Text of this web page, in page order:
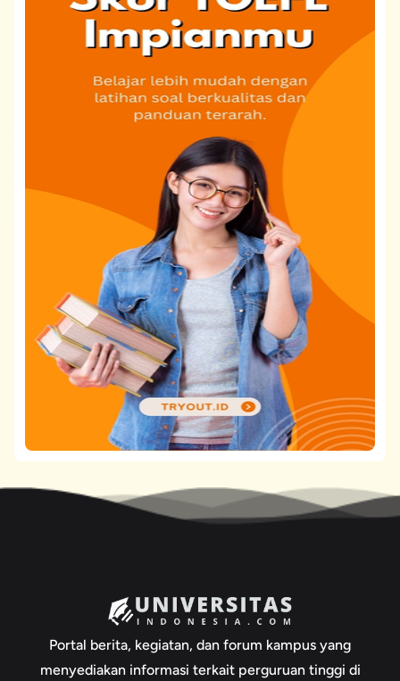
Portal berita, kegiatan, dan forum kampus yang
menyediakan informasi terkait perguruan tinggi di